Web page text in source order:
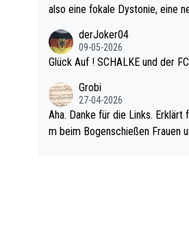
also eine fokale Dystonie, eine
werden, im Arm hat. Und, dass
aube immer noch, dass sehr
d diese könnten teils wirksam
e man nur zum Neurologen und
derJoker04
09-05-2026
Glück Auf ! SCHALKE und der
Grobi
27-04-2026
Aha. Danke für die Links.
m beim Bogenschießen Frauen